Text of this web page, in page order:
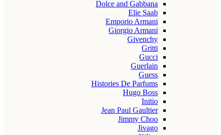
Dolce and Gabbana
Elie Saab
Emporio Armani
Giorgio Armani
Givenchy
Gritti
Gucci
Guerlain
Guess
Histories De Parfums
Hugo Boss
Initio
Jean Paul Gaultier
Jimmy Choo
Jivago